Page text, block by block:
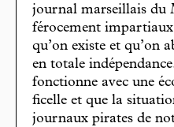
journal marseillais du
férocement
qu’on existe et qu’on
en totale
fonctionne avec une
ficelle et que la
journaux pirates de